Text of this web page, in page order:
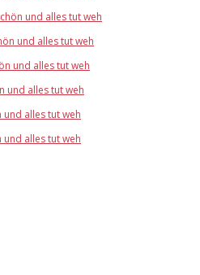
und alles tut weh
und alles tut weh
und alles tut weh
und alles tut weh
und alles tut weh
und alles tut weh